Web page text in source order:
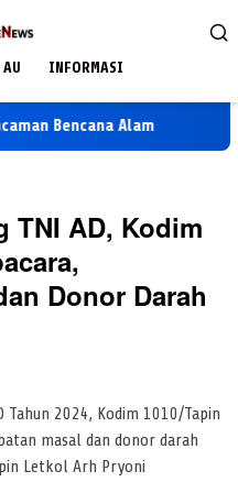
INFORMASI
Bencana Alam
TNI AD, Kodim
Donor Darah
Tahun 2024, Kodim 1010/Tapin
masal dan donor darah
Letkol Arh Pryoni